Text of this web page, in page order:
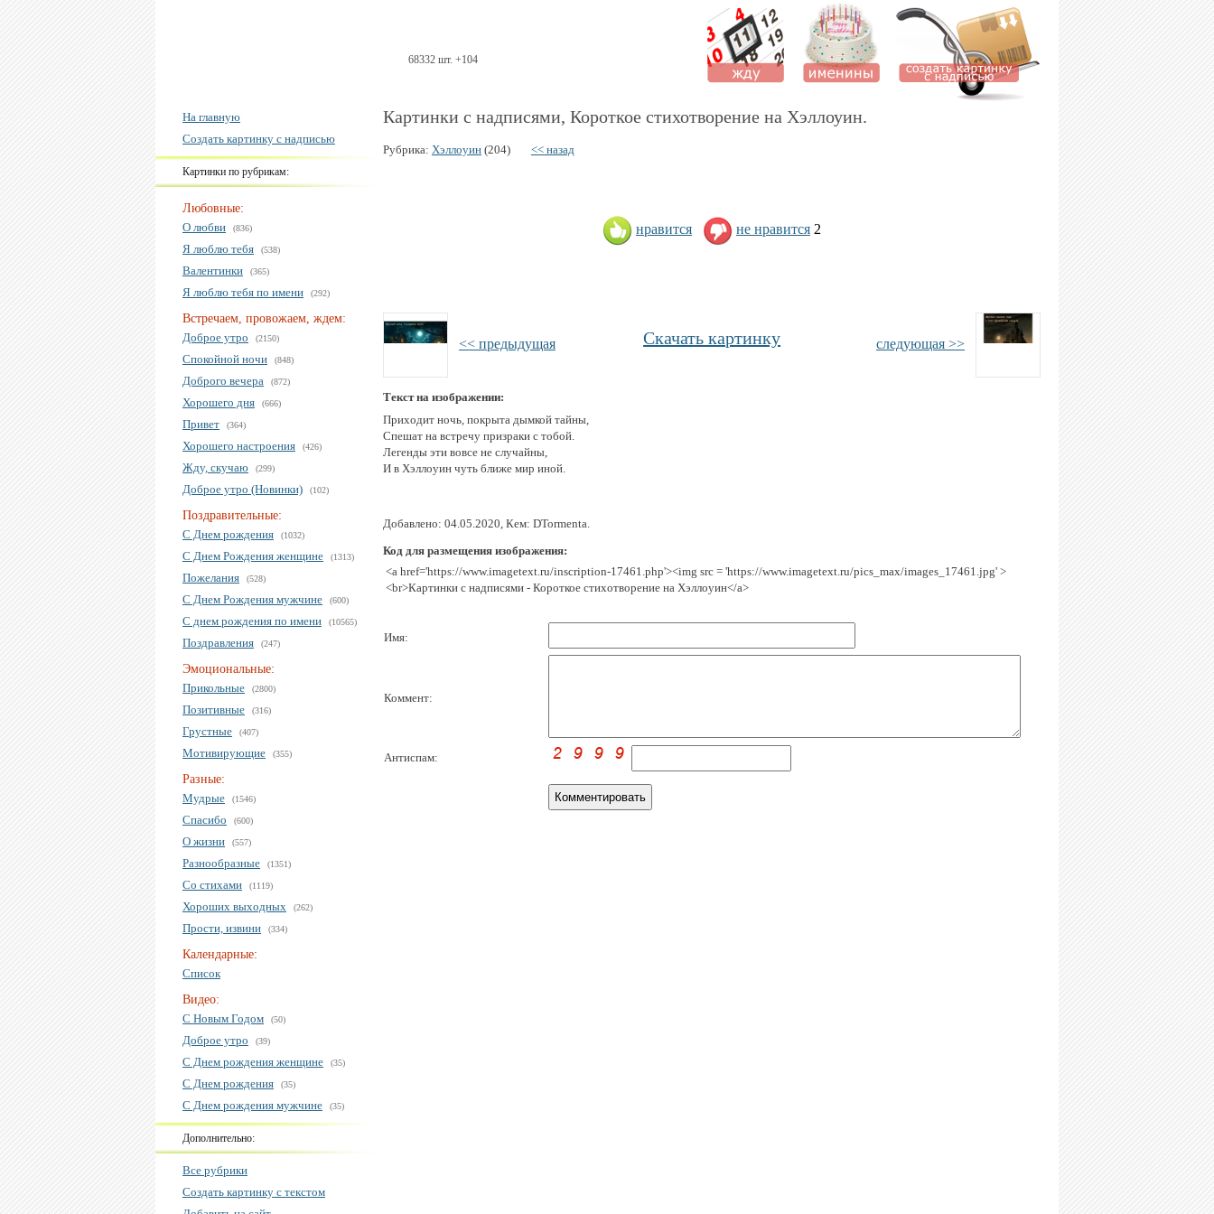
68332 шт. +104
На главную
Создать картинку с надписью
Картинки по рубрикам:
Любовные:
О любви
(836)
Я люблю тебя (538)
Валентинки (365)
Я люблю тебя по имени (292)
Встречаем, провожаем, ждем:
Доброе утро
(2150)
Спокойной ночи (848)
Доброго вечера (872)
Хорошего дня (666)
Привет (364)
Хорошего настроения (426)
Жду, скучаю (299)
Доброе утро (Новинки) (102)
Поздравительные:
С Днем рождения
(1032)
С Днем Рождения женщине (1313)
Пожелания (528)
С Днем Рождения мужчине (600)
С днем рождения по имени (10565)
Поздравления (247)
Эмоциональные:
Прикольные
(2800)
Позитивные (316)
Грустные (407)
Мотивирующие (355)
Разные:
Мудрые
(1546)
Спасибо (600)
О жизни (557)
Разнообразные (1351)
Со стихами (1119)
Хороших выходных (262)
Прости, извини (334)
Календарные:
Список
Видео:
С Новым Годом
(50)
Доброе утро (39)
С Днем рождения женщине (35)
С Днем рождения (35)
С Днем рождения мужчине (35)
Дополнительно:
Все рубрики
Создать картинку с текстом
Картинки с надписями, Короткое стихотворение на Хэллоуин.
Рубрика: Хэллоуин (204) << назад
нравится не нравится 2
<< предыдущая следующая >>
Скачать картинку
Текст на изображении:
Приходит ночь, покрыта дымкой тайны,
Спешат на встречу призраки с тобой.
Легенды эти вовсе не случайны,
И в Хэллоуин чуть ближе мир иной.
Добавлено: 04.05.2020, Кем: DTormenta.
Код для размещения изображения:
<a href='https://www.imagetext.ru/inscription-17461.php'><img src = 'https://www.imagetext.ru/pics_max/images_17461.jpg' >
<br>Картинки с надписями - Короткое стихотворение на Хэллоуин</a>
Имя:
Коммент:
Антиспам: